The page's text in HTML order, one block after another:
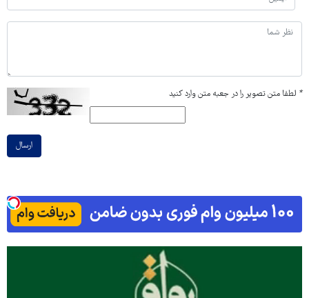
* لطفا متن تصویر را در جعبه متن وارد کنید
ارسال